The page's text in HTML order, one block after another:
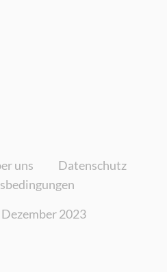
uns
Datenschutz
Dezember 2023